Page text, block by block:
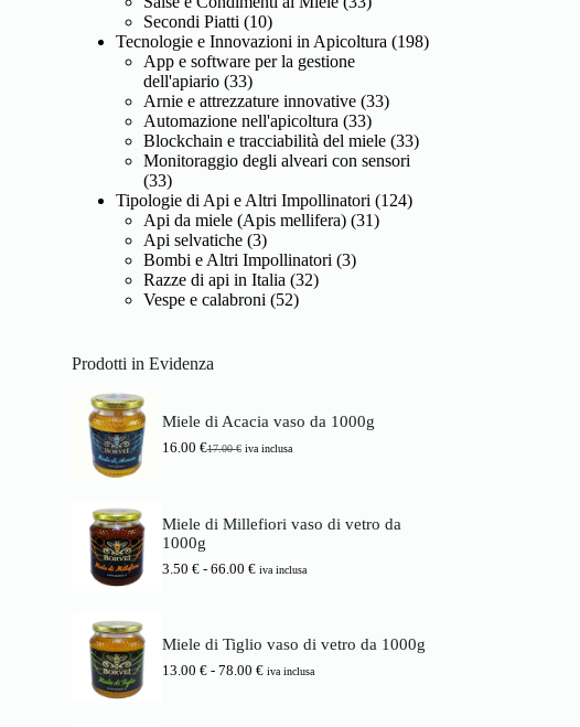
Secondi Piatti (10)
Tecnologie e Innovazioni in Apicoltura (198)
App e software per la gestione
dell'apiario (33)
Arnie e attrezzature innovative (33)
Automazione nell'apicoltura (33)
Blockchain e tracciabilità del miele (33)
Monitoraggio degli alveari con sensori
(33)
Tipologie di Api e Altri Impollinatori (124)
Api da miele (Apis mellifera) (31)
Api selvatiche (3)
Bombi e Altri Impollinatori (3)
Razze di api in Italia (32)
Vespe e calabroni (52)
Prodotti in Evidenza
Miele di Acacia vaso da 1000g
17.00€
I
e
z
g
i
16.00 €
I
e
z
u
a
iva inclusa
Miele di Millefiori vaso di vetro da
1000g
3.50 € - 66.00 €F
a
d
iva inclusa
Miele di Tiglio vaso di vetro da 1000g
13.00 € - 78.00 €Fiva inclusa